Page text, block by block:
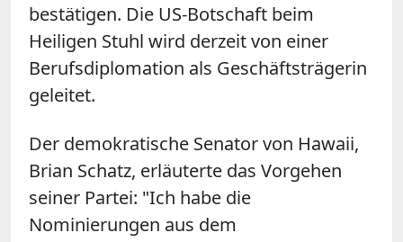
bestätigen. Die US-Botschaft beim
Heiligen Stuhl wird derzeit von einer
Berufsdiplomation als Geschäftsträgerin
geleitet.
Der demokratische Senator von Hawaii,
Brian Schatz, erläuterte das Vorgehen
seiner Partei: "Ich habe die
Nominierungen aus dem